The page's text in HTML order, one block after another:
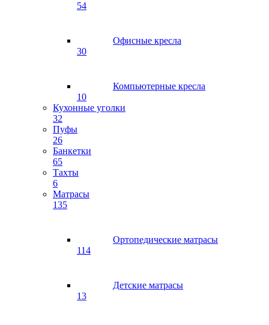
54
Офисные кресла
30
Компьютерные кресла
10
Кухонные уголки
32
Пуфы
26
Банкетки
65
Тахты
6
Матрасы
135
Ортопедические матрасы
114
Детские матрасы
13